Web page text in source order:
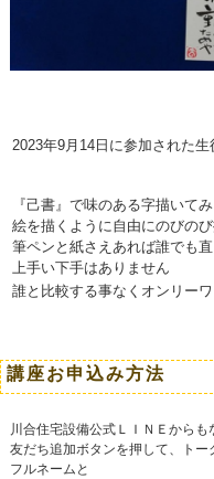
2023年9月14日に参加された生
『己書』で味のある字描いて
絵を描くように自由にのびのび
筆ペンと紙さえあれば誰でも
上手い下手はありません
誰と比較する事なくオンリー
講座お申込み方法
川合住宅設備公式ＬＩＮＥからも
友だち追加ボタンを押して、トー
フルネームと